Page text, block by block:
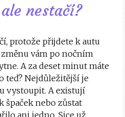
nestačí?
protože přijdete k autu
vám po nočním
A za deset minut máte
teď? Nejdůležitější je
vystoupit. A existují
špaček nebo zůstat
ani jedno. Sice už